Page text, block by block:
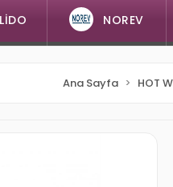
NOREV
Ana Sayfa HOT